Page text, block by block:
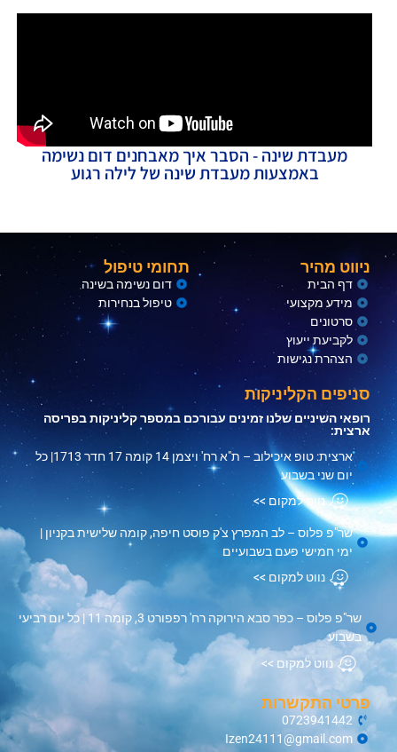
מעבדת שינה - הסבר איך מאבחנים דום נשימה
באמצעות מעבדת שינה של לילה רגוע
ניווט מהיר
דף הבית
מידע מקצועי
סרטונים
לקביעת ייעוץ
הצהרת נגישות
תחומי טיפול
דום נשימה בשינה
טיפול בנחירות
סניפים הקליניקות
רופאי השיניים שלנו זמינים עבורכם במספר קליניקות בפריסה
ארצית:
ארצית: טופ איכילוב – ת"א רח' ויצמן 14 קומה 17 חדר 1713| כל
יום שני בשבוע
נווט למקום >>
שר"פ פלוס – לב המפרץ צ'ק פוסט חיפה, קומה שלישית בקניון |
ימי חמישי פעם בשבועיים
נווט למקום >>
שר"פ פלוס – כפר סבא הירוקה רח' רפפורט 3, קומה 11 | כל יום רביעי
בשבוע
נווט למקום >>
פרטי התקשרות
0723941442
Izen24111@gmail.com